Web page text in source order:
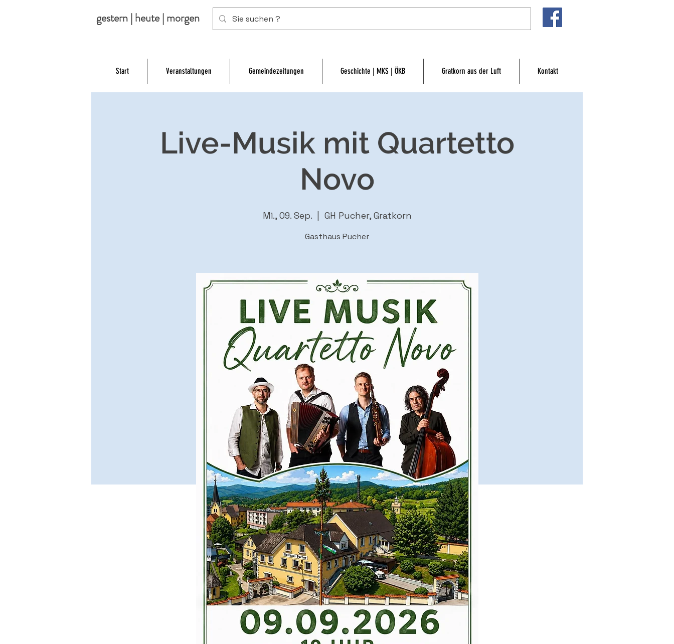
gestern | heute | morgen
Start Veranstaltungen Gemeindezeitungen Geschichte | MKS | ÖKB Gratkorn aus der Luft Kontakt
Live-Musik mit Quartetto
Novo
Mi., 09. Sep.
  |
GH Pucher, Gratkorn
Gasthaus Pucher